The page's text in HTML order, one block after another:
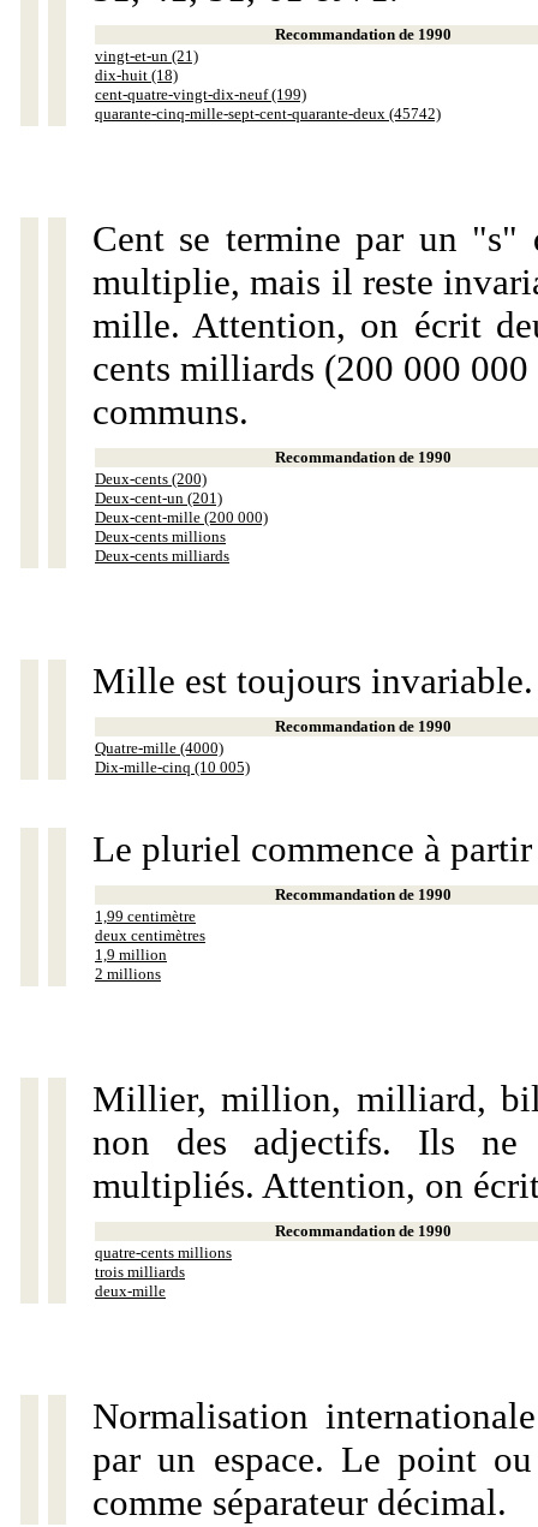
Recommandation de 1990
vingt-et-un (21)
dix-huit (18)
cent-quatre-vingt-dix-neuf (199)
quarante-cinq-mille-sept-cent-quarante-deux (45742)
Cent se termine par un "s"
multiplie, mais il reste
mille. Attention, on écrit
cents milliards (200 000
communs.
Recommandation de 1990
Deux-cents (200)
Deux-cent-un (201)
Deux-cent-mille (200 000)
Deux-cents millions
Deux-cents milliards
Mille est toujours invariable.
Recommandation de 1990
Quatre-mille (4000)
Dix-mille-cinq (10 005)
Le pluriel commence à
Recommandation de 1990
1,99 centimètre
deux centimètres
1,9 million
2 millions
Millier, million, milliard,
non des adjectifs. Ils ne
multipliés. Attention, on
Recommandation de 1990
quatre-cents millions
trois milliards
deux-mille
Normalisation
par un espace. Le point
comme séparateur décimal.